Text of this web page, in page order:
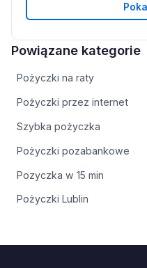
Powiązane kategorie
Pożyczki na raty
Pożyczki przez internet
Szybka pożyczka
Pożyczki pozabankowe
Pozyczka w 15 min
Pożyczki Lublin